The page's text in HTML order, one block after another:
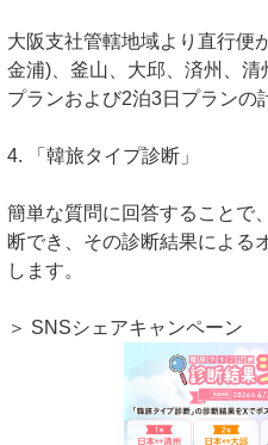
大阪支社管轄地域より直行便
金浦)、釜山、大邱、済州、清
プランおよび2泊3日プランの
4. 「韓旅タイプ診断」
簡単な質問に回答することで
断でき、その診断結果による
します。
＞ SNSシェアキャンペーン